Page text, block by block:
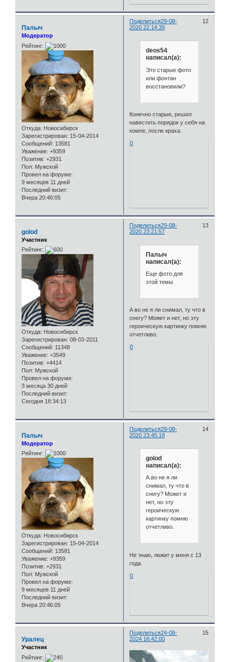
Поделиться 12
29-08-
2020 22:14:39
Палыч
Модератор
Рейтинг:
Откуда: Новосибирск
Зарегистрирован: 15-04-2014
Сообщений: 13581
Уважение: +9359
Позитив: +2931
Пол: Мужской
Провел на форуме:
9 месяцев 11 дней
Последний визит:
Вчера 20:46:05
deos54
написал(а):
Это старые фото
или фонтан
восстановили?
Конечно старые, решил
навестить порядок у себя на
компе, после краха.
0
Поделиться 13
29-08-
2020 23:21:57
golod
Участник
Рейтинг:
Откуда: Новосибирск
Зарегистрирован: 08-03-2011
Сообщений: 11348
Уважение: +3549
Позитив: +4414
Пол: Мужской
Провел на форуме:
3 месяца 30 дней
Последний визит:
Сегодня 18:34:13
Палыч
написал(а):
Еще фото для
этой темы
А во не я ли снимал, ту что в
снегу? Может и нет, но эту
героическую картинку помню
отчетливо.
0
Поделиться 14
29-08-
2020 23:45:18
Палыч
Модератор
Рейтинг:
Откуда: Новосибирск
Зарегистрирован: 15-04-2014
Сообщений: 13581
Уважение: +9359
Позитив: +2931
Пол: Мужской
Провел на форуме:
9 месяцев 11 дней
Последний визит:
Вчера 20:46:05
golod
написал(а):
А во не я ли
снимал, ту что в
снегу? Может и
нет, но эту
героическую
картинку помню
отчетливо.
Не знаю, лежит у меня с 13
года.
0
Поделиться 15
24-08-
2024 16:42:00
Уралец
Участник
Рейтинг: